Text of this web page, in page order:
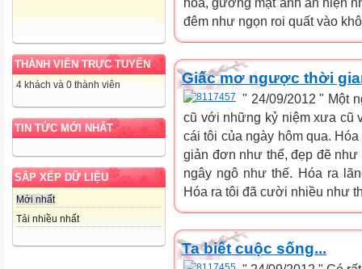
THÀNH VIÊN TRỰC TUYẾN
4 khách và 0 thành viên
TIN TỨC MỚI NHẤT
SẮP XẾP DỮ LIỆU
Mới nhất
Tải nhiều nhất
hoa, gương mặt anh ẩn hiện
đêm như ngọn roi quất vào
Giấc mơ ngược thời
" 24/09/2012 " Một
cũ với những kỷ niệm xưa cũ
cái tôi của ngày hôm qua.
giản đơn như thế, đẹp đẽ
ngây ngô như thế. Hóa ra
Hóa ra tôi đã cười nhiều như
Ta biết cuộc sống...